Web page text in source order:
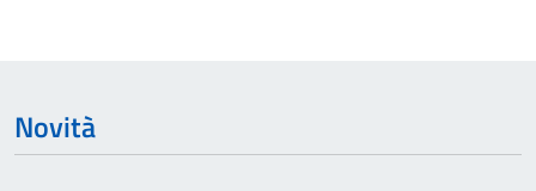
Novità